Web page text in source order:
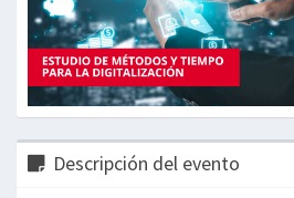
Descripción del evento